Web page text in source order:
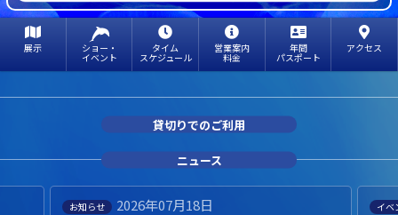
展示 ショー・
イベント
タイム
スケジュール
営業案内
料金
年間
パスポート
アクセス
貸切りでのご利用
ニュース
お知らせ
2026年07月18日
イベ